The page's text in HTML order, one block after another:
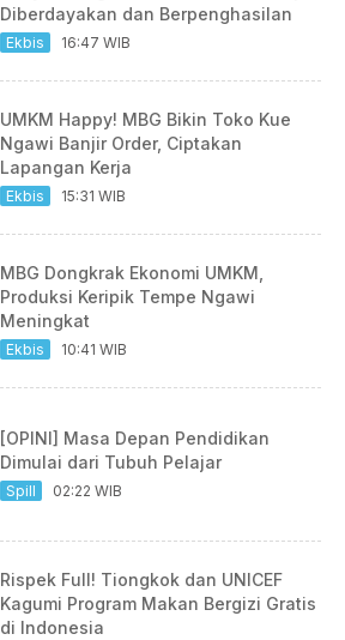
Diberdayakan dan Berpenghasilan
Ekbis 16:47 WIB
UMKM Happy! MBG Bikin Toko Kue
Ngawi Banjir Order, Ciptakan
Lapangan Kerja
Ekbis 15:31 WIB
MBG Dongkrak Ekonomi UMKM,
Produksi Keripik Tempe Ngawi
Meningkat
Ekbis 10:41 WIB
[OPINI] Masa Depan Pendidikan
Dimulai dari Tubuh Pelajar
Spill 02:22 WIB
Rispek Full! Tiongkok dan UNICEF
Kagumi Program Makan Bergizi Gratis
di Indonesia